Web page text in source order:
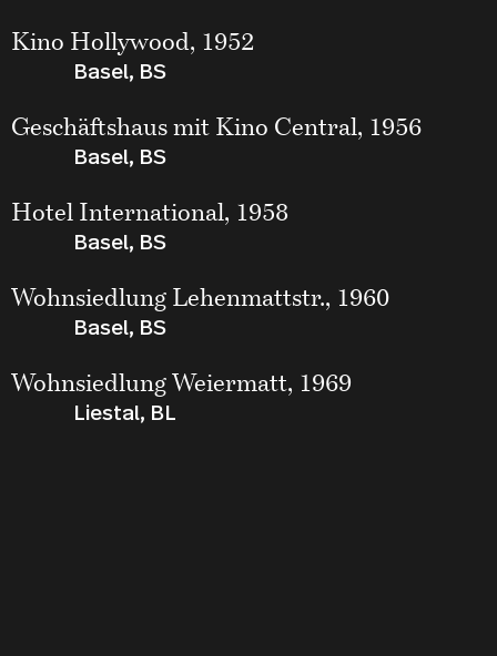
Kino Hollywood, 1952
Basel, BS
Geschäftshaus mit Kino Central, 1956
Basel, BS
Hotel International, 1958
Basel, BS
Wohnsiedlung Lehenmattstr., 1960
Basel, BS
Wohnsiedlung Weiermatt, 1969
Liestal, BL